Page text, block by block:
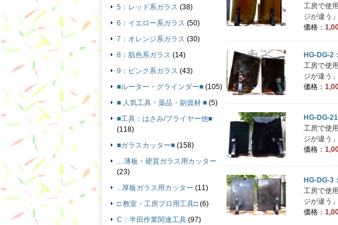
工房で使
ジが違う
価格：
HG-DG-2
工房で使
ジが違う
価格：
HG-DG-
工房で使
ジが違う
価格：
HG-DG-3
工房で使
ジが違う
価格：
5：レッド系ガラス (38)
6：イエロー系ガラス (50)
7：オレンジ系ガラス (30)
8：肌色系ガラス (14)
9：ピンク系ガラス (43)
■ルーター・グラインダー■ (105)
■ 人気工具・薬品・副資材 ■ (5)
■工具：はさみ/プライヤー他■
(118)
■ガラスカッター■ (158)
....薄板・硬質ガラス用カッター
(23)
...厚板ガラス用カッター (11)
□ 教室・工房プロ用工具□ (6)
C：半田作業関連工具 (97)